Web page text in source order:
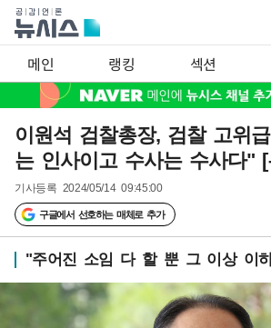
메인 랭킹 섹션
이원석 검찰총장, 검찰 고위
는 인사이고 수사는 수사다"
기사등록 2024/05/14 09:45:00
구글에서 선호하는 매체로 추가
"주어진 소임 다 할 뿐 그 이상 이